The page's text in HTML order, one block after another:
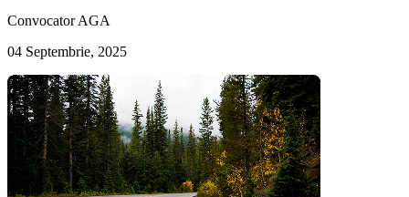
Convocator AGA
04 Septembrie, 2025